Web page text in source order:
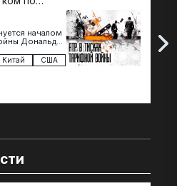
началом
Дональда
Китай США
The